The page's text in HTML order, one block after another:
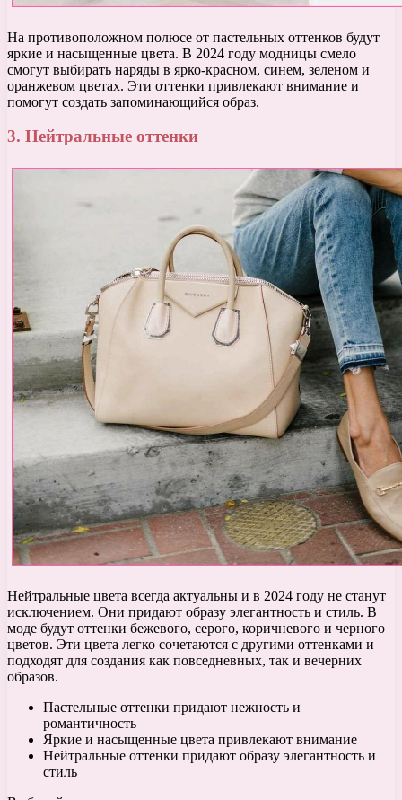
На противоположном полюсе от пастельных оттенков будут
яркие и насыщенные цвета. В 2024 году модницы смело
смогут выбирать наряды в ярко-красном, синем, зеленом и
оранжевом цветах. Эти оттенки привлекают внимание и
помогут создать запоминающийся образ.
3. Нейтральные оттенки
Нейтральные цвета всегда актуальны и в 2024 году не станут
исключением. Они придают образу элегантность и стиль. В
моде будут оттенки бежевого, серого, коричневого и черного
цветов. Эти цвета легко сочетаются с другими оттенками и
подходят для создания как повседневных, так и вечерних
образов.
Пастельные оттенки придают нежность и
романтичность
Яркие и насыщенные цвета привлекают внимание
Нейтральные оттенки придают образу элегантность и
стиль